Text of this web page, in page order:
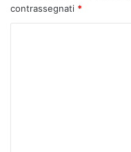
contrassegnati *